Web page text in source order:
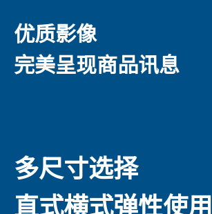
优质影像
完美呈现商品讯息
多尺寸选择
直式横式弹性使用